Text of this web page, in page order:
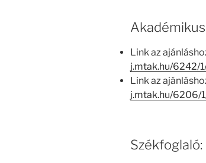
Link az
j.mtak.hu/6242/
Link az
j.mtak.hu/6206/
Székfoglaló: